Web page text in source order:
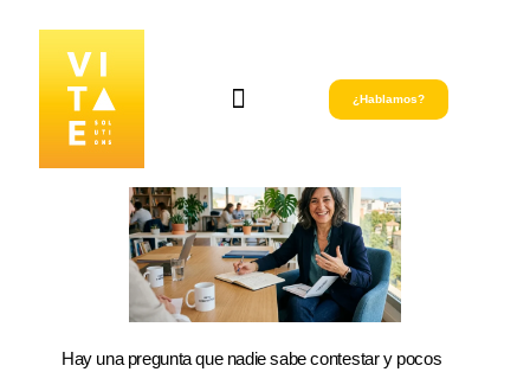
¿Hablamos?
Hay una pregunta que nadie sabe contestar y pocos